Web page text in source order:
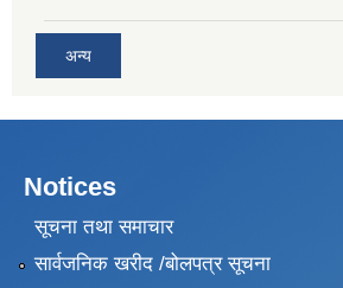
अन्य
Notices
सूचना तथा समाचार
सार्वजनिक खरीद /बोलपत्र सूचना